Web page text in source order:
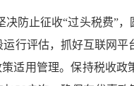
防止征收“过头税费”
行评估，抓好互联网
适用管理。保持税收